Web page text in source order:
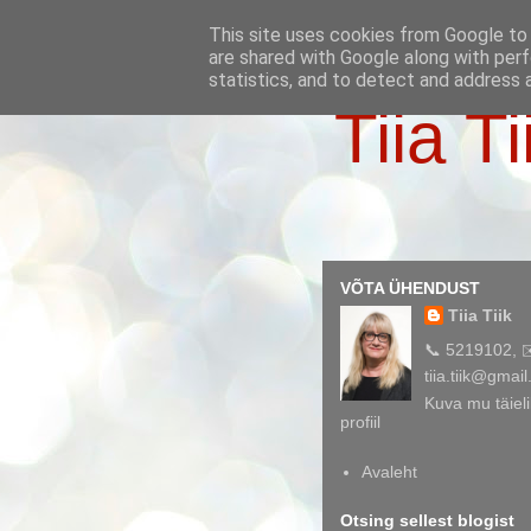
Tiia
VÕTA ÜHENDUST
Tiia Tiik
📞 5219102,
Kuva mu
profiil
Avaleht
Otsing sellest blogist
This site uses cookies from Google
are shared with Google along with
statistics, and to detect and address